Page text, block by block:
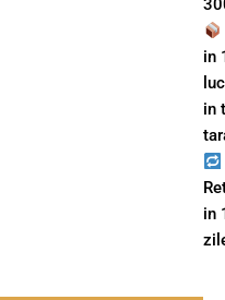
in
in
in